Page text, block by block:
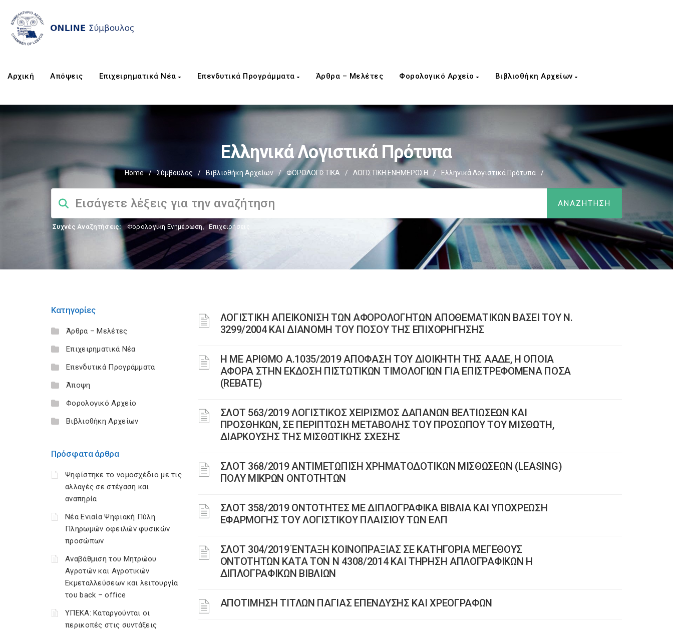
Αρχική Απόψεις Επιχειρηματικά Νέα Επενδυτικά Προγράμματα Άρθρα – Μελέτες Φορολογικό Αρχείο Βιβλιοθήκη Αρχείων
Ελληνικά Λογιστικά Πρότυπα
Home / Σύμβουλος / Βιβλιοθήκη Αρχείων / ΦΟΡΟΛΟΓΙΣΤΙΚΑ / ΛΟΓΙΣΤΙΚΗ ΕΝΗΜΕΡΩΣΗ / Ελληνικά Λογιστικά Πρότυπα /
Συχνές Αναζητήσεις: Φορολογικη Ενημέρωση, Επιχειρήσεις
Κατηγορίες
Άρθρα – Μελέτες
Επιχειρηματικά Νέα
Επενδυτικά Προγράμματα
Άποψη
Φορολογικό Αρχείο
Βιβλιοθήκη Αρχείων
Πρόσφατα άρθρα
Ψηφίστηκε το νομοσχέδιο με τις
αλλαγές σε στέγαση και
αναπηρία
Νέα Ενιαία Ψηφιακή Πύλη
Πληρωμών οφειλών φυσικών
προσώπων
Αναβάθμιση του Μητρώου
Αγροτών και Αγροτικών
Εκμεταλλεύσεων και λειτουργία
του back – office
ΥΠΕΚΑ: Καταργούνται οι
περικοπές στις συντάξεις
ΛΟΓΙΣΤΙΚΗ ΑΠΕΙΚΟΝΙΣΗ ΤΩΝ ΑΦΟΡΟΛΟΓΗΤΩΝ ΑΠΟΘΕΜΑΤΙΚΩΝ ΒΑΣΕΙ ΤΟΥ N.
3299/2004 ΚΑΙ ΔΙΑΝΟΜΗ ΤΟΥ ΠΟΣΟΥ ΤΗΣ ΕΠΙΧΟΡΗΓΗΣΗΣ
Η ΜΕ ΑΡΙΘΜΟ Α.1035/2019 ΑΠΟΦΑΣΗ ΤΟΥ ΔΙΟΙΚΗΤΗ ΤΗΣ ΑΑΔΕ, Η ΟΠΟΙΑ
ΑΦΟΡΑ ΣΤΗΝ ΕΚΔΟΣΗ ΠΙΣΤΩΤΙΚΩΝ ΤΙΜΟΛΟΓΙΩΝ ΓΙΑ ΕΠΙΣΤΡΕΦΟΜΕΝΑ ΠΟΣΑ
(REBATE)
ΣΛΟΤ 563/2019 ΛΟΓΙΣΤΙΚΟΣ ΧΕΙΡΙΣΜΟΣ ΔΑΠΑΝΩΝ ΒΕΛΤΙΩΣΕΩΝ ΚΑΙ
ΠΡΟΣΘΗΚΩΝ, ΣΕ ΠΕΡΙΠΤΩΣΗ ΜΕΤΑΒΟΛΗΣ ΤΟΥ ΠΡΟΣΩΠΟΥ ΤΟΥ ΜΙΣΘΩΤΗ,
ΔΙΑΡΚΟΥΣΗΣ ΤΗΣ ΜΙΣΘΩΤΙΚΗΣ ΣΧΕΣΗΣ
ΣΛΟΤ 368/2019 ΑΝΤΙΜΕΤΩΠΙΣΗ ΧΡΗΜΑΤΟΔΟΤΙΚΩΝ ΜΙΣΘΩΣΕΩΝ (LEASING)
ΠΟΛΥ ΜΙΚΡΩΝ ΟΝΤΟΤΗΤΩΝ
ΣΛΟΤ 358/2019 ΟΝΤΟΤΗΤΕΣ ΜΕ ΔΙΠΛΟΓΡΑΦΙΚΑ ΒΙΒΛΙΑ ΚΑΙ ΥΠΟΧΡΕΩΣΗ
ΕΦΑΡΜΟΓΗΣ ΤΟΥ ΛΟΓΙΣΤΙΚΟΥ ΠΛΑΙΣΙΟΥ ΤΩΝ ΕΛΠ
ΣΛΟΤ 304/2019 ΈΝΤΑΞΗ ΚΟΙΝΟΠΡΑΞΙΑΣ ΣΕ ΚΑΤΗΓΟΡΙΑ ΜΕΓΕΘΟΥΣ
ΟΝΤΟΤΗΤΩΝ ΚΑΤΑ ΤΟΝ Ν 4308/2014 ΚΑΙ ΤΗΡΗΣΗ ΑΠΛΟΓΡΑΦΙΚΩΝ Η
ΔΙΠΛΟΓΡΑΦΙΚΩΝ ΒΙΒΛΙΩΝ
ΑΠΟΤΙΜΗΣΗ ΤΙΤΛΩΝ ΠΑΓΙΑΣ ΕΠΕΝΔΥΣΗΣ ΚΑΙ ΧΡΕΟΓΡΑΦΩΝ